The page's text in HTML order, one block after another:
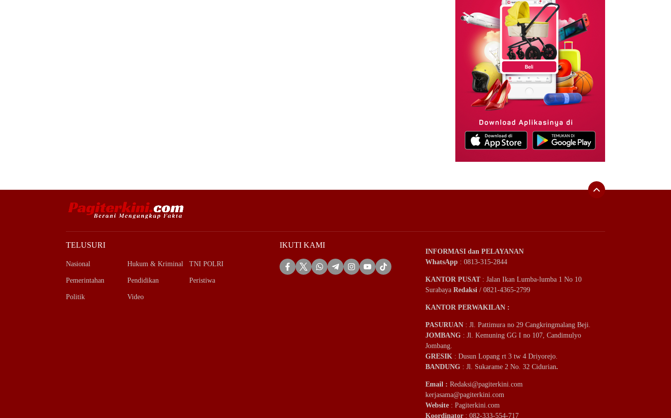
TELUSURI
Nasional Hukum & Kriminal TNI POLRI
Pemerintahan Pendidikan Peristiwa
Politik Video
IKUTI KAMI
INFORMASI dan PELAYANAN
WhatsApp : 0813-315-2844
KANTOR PUSAT: Jalan Ikan Lumba-lumba 1 No 10
Surabaya Redaksi / 0821-4365-2799
KANTOR PERWAKILAN :
PASURUAN : Jl. Pattimura no 29 Cangkringmalang Beji.
JOMBANG : Jl. Kemuning GG I no 107, Candimulyo
Jombang.
GRESIK : Dusun Lopang rt 3 tw 4 Driyorejo.
BANDUNG : Jl. Sukarame 2 No. 32 Cidurian.
Email : Redaksi@pagiterkini.com
kerjasama@pagiterkini.com
Website : Pagiterkini.com
Koordinator : 082-333-554-717